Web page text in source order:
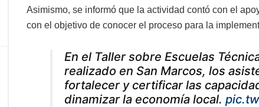
Asimismo, se informó que la actividad contó con el
con el objetivo de conocer el proceso para la
En el Taller sobre Escuelas
realizado en San Marcos, los
fortalecer y certificar las
dinamizar la economía local.